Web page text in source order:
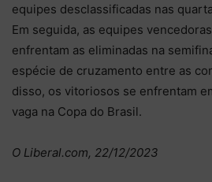
equipes desclassificadas nas
Em seguida, as equipes
enfrentam as eliminadas na
espécie de cruzamento entre as
disso, os vitoriosos se enfrentam
vaga na Copa do Brasil.
O Liberal.com, 22/12/2023